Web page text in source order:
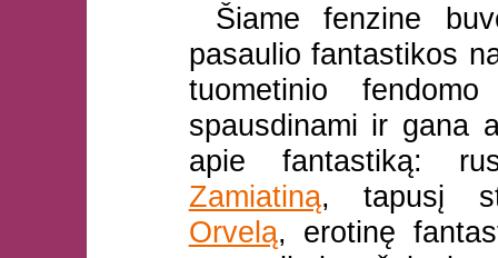
Šiame fenzine
pasaulio fantastikos
tuometinio
spausdinami ir gana
apie fantastiką:
Zamiatiną, tapusį
Orvelą, erotinę